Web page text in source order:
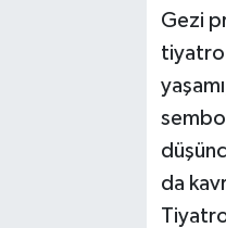
Gezi
tiyatro
da